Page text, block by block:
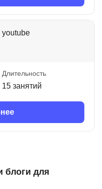
youtube
Длительность
15 занятий
блоги для